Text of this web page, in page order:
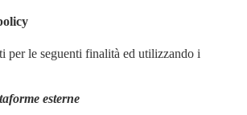
per le seguenti finalità ed utilizzando i
esterne